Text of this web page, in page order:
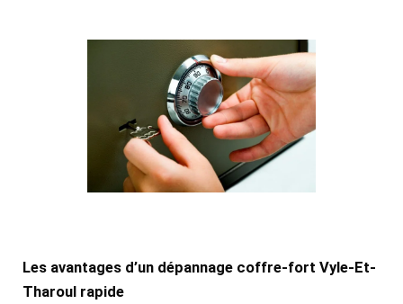
Les avantages d’un dépannage coffre-fort Vyle-Et-
Tharoul rapide